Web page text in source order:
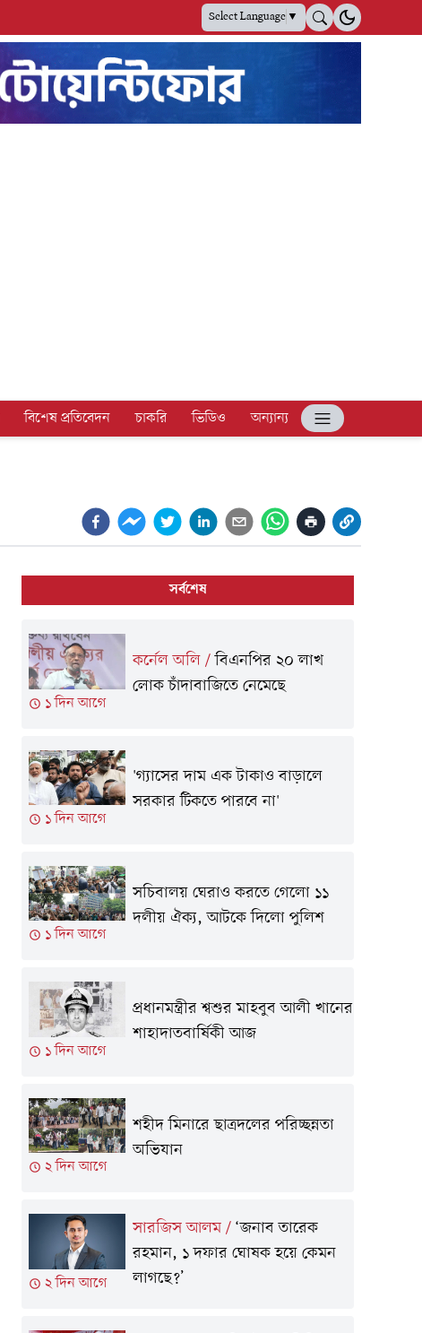
Select Language▼
বিশেষ প্রতিবেদন চাকরি ভিডিও
অন্যান্য
সর্বশেষ
১ দিন আগে
কর্নেল অলি/বিএনপির ২০ লাখ
লোক চাঁদাবাজিতে নেমেছে
১ দিন আগে
'গ্যাসের দাম এক টাকাও বাড়ালে
সরকার টিকতে পারবে না'
১ দিন আগে
সচিবালয় ঘেরাও করতে গেলো ১১
দলীয় ঐক্য, আটকে দিলো পুলিশ
১ দিন আগে
প্রধানমন্ত্রীর শ্বশুর মাহবুব আলী খানের
শাহাদাতবার্ষিকী আজ
২ দিন আগে
শহীদ মিনারে ছাত্রদলের পরিচ্ছন্নতা
অভিযান
২ দিন আগে
সারজিস আলম/ ‘জনাব তারেক
রহমান, ১ দফার ঘোষক হয়ে কেমন
লাগছে?’